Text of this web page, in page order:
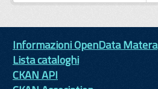
Informazioni OpenData Matera
Lista cataloghi
CKAN API